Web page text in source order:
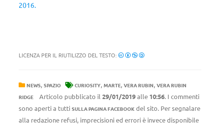
2016.
LICENZA PER IL RIUTILIZZO DEL TESTO:
NEWS, SPAZIO CURIOSITY, MARTE, VERA RUBIN, VERA RUBIN
RIDGE
Articolo pubblicato il 29/01/2019alle 10:56. I commenti
sono aperti a tutti SULLA PAGINA FACEBOOK del sito. Per segnalare
alla redazione refusi, imprecisioni ed errori è invece disponibile